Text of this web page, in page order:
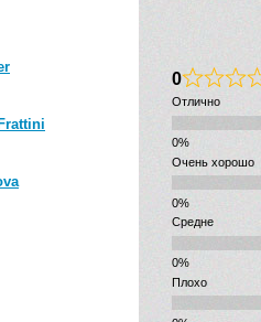
0
Отлично
Очень хорошо
Средне
Плохо